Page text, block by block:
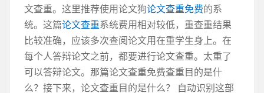
文查重。这里推荐使用论文狗论文查重免费的系
统。这篇论文查重系统费用相对较低，重查重结果
比较准确，应该多次查阅论文用在重学生身上。在
每个人答辩论文之前，都要进行论文查重。太重了
可以答辩论文。那篇论文查重免费查重目的是什
么？接下来，论文查重目的是什么？ 自动识别这部